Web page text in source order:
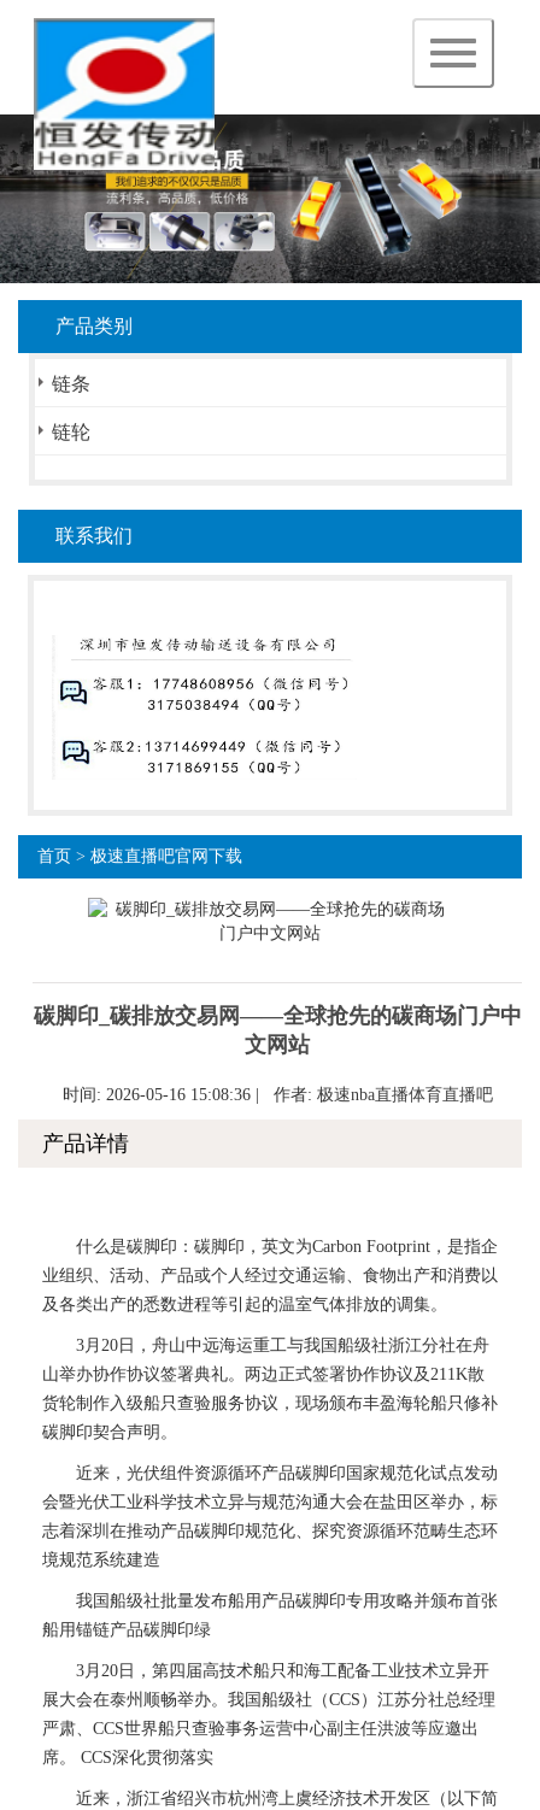
navigation
产品类别
链条
链轮
联系我们
首页 > 极速直播吧官网下载
碳脚印_碳排放交易网——全球抢先的碳商场门户中
文网站
时间: 2026-05-16 15:08:36 | 作者: 极速nba直播体育直播吧
产品详情
什么是碳脚印：碳脚印，英文为Carbon Footprint，是指企
业组织、活动、产品或个人经过交通运输、食物出产和消费以
及各类出产的悉数进程等引起的温室气体排放的调集。
3月20日，舟山中远海运重工与我国船级社浙江分社在舟
山举办协作协议签署典礼。两边正式签署协作协议及211K散
货轮制作入级船只查验服务协议，现场颁布丰盈海轮船只修补
碳脚印契合声明。
近来，光伏组件资源循环产品碳脚印国家规范化试点发动
会暨光伏工业科学技术立异与规范沟通大会在盐田区举办，标
志着深圳在推动产品碳脚印规范化、探究资源循环范畴生态环
境规范系统建造
我国船级社批量发布船用产品碳脚印专用攻略并颁布首张
船用锚链产品碳脚印绿
3月20日，第四届高技术船只和海工配备工业技术立异开
展大会在泰州顺畅举办。我国船级社（CCS）江苏分社总经理
严肃、CCS世界船只查验事务运营中心副主任洪波等应邀出
席。 CCS深化贯彻落实
近来，浙江省绍兴市杭州湾上虞经济技术开发区（以下简